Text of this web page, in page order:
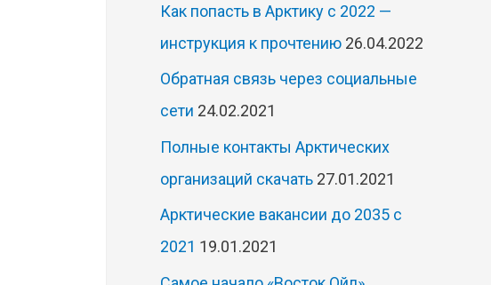
Как попасть в Арктику с 2022 —
инструкция к прочтению 26.04.2022
Обратная связь через социальные
сети 24.02.2021
Полные контакты Арктических
организаций скачать 27.01.2021
Арктические вакансии до 2035 с
2021 19.01.2021